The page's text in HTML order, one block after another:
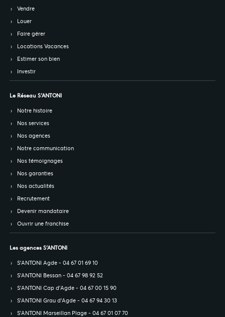
Vendre
Louer
Faire gérer
Locations Vacances
Estimer son bien
Investir
Le Réseau S’ANTONI
Notre histoire
Nos services
Nos agences
Notre communication
Nos témoignages
Nos garanties
Nos actualités
Recrutement
Devenir mandataire
Ouvrir une franchise
Les agences S’ANTONI
S’ANTONI Agde - 04 67 01 69 10
S’ANTONI Bessan - 04 67 98 92 52
S’ANTONI Cap d'Agde - 04 67 00 15 90
S’ANTONI Grau d'Agde - 04 67 94 30 13
S’ANTONI Marseillan Plage - 04 67 01 07 70